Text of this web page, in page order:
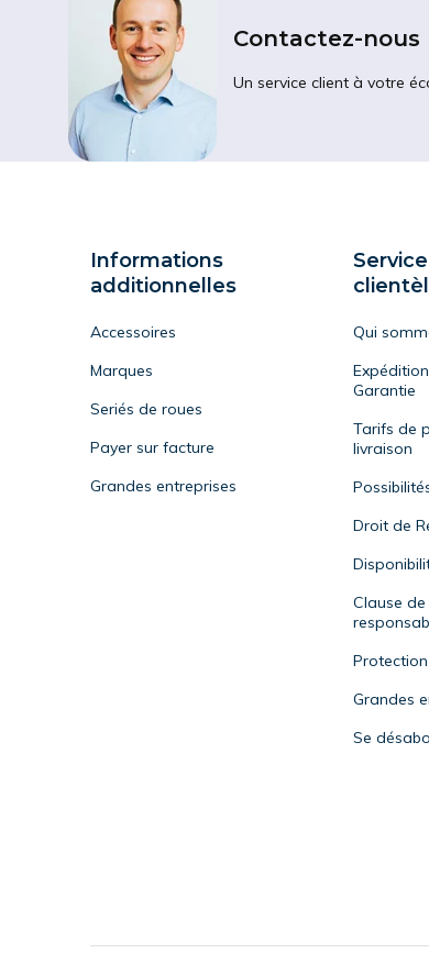
Contactez-nous
Un service client à votre
Informations
additionnelles
Accessoires
Marques
Seriés de roues
Payer sur facture
Grandes entreprises
Qui
Garantie
Tarifs de
livraison
Droit de
Clause
Grandes
Se